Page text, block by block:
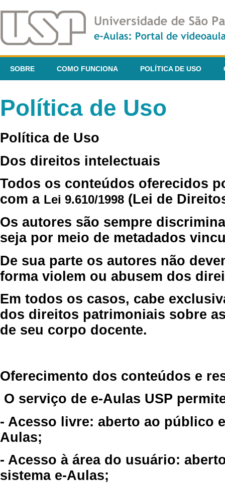
SOBRE COMO FUNCIONA POLÍTICA DE USO
Política de Uso
Política de Uso
Dos direitos intelectuais
Todos os conteúdos oferecidos
com a Lei 9.610/1998 (Lei de
Os autores são sempre
seja por meio de metadados
De sua parte os autores não
forma violem ou abusem dos
Em todos os casos, cabe
dos direitos patrimoniais sobre
de seu corpo docente.
Oferecimento dos conteúdos e
O serviço de e-Aulas USP
- Acesso livre: aberto ao público
Aulas;
- Acesso à área do usuário:
sistema e-Aulas;